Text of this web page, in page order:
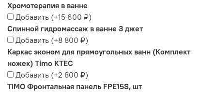
Хромотерапия в ванне
Добавить (+15 600 ₽)
Спинной гидромассаж в ванне 3 джет
Добавить (+8 800 ₽)
Каркас эконом для прямоугольных ванн (Комплект
ножек) Timo KTEC
Добавить (+2 800 ₽)
TIMO Фронтальная панель FPE15S, шт